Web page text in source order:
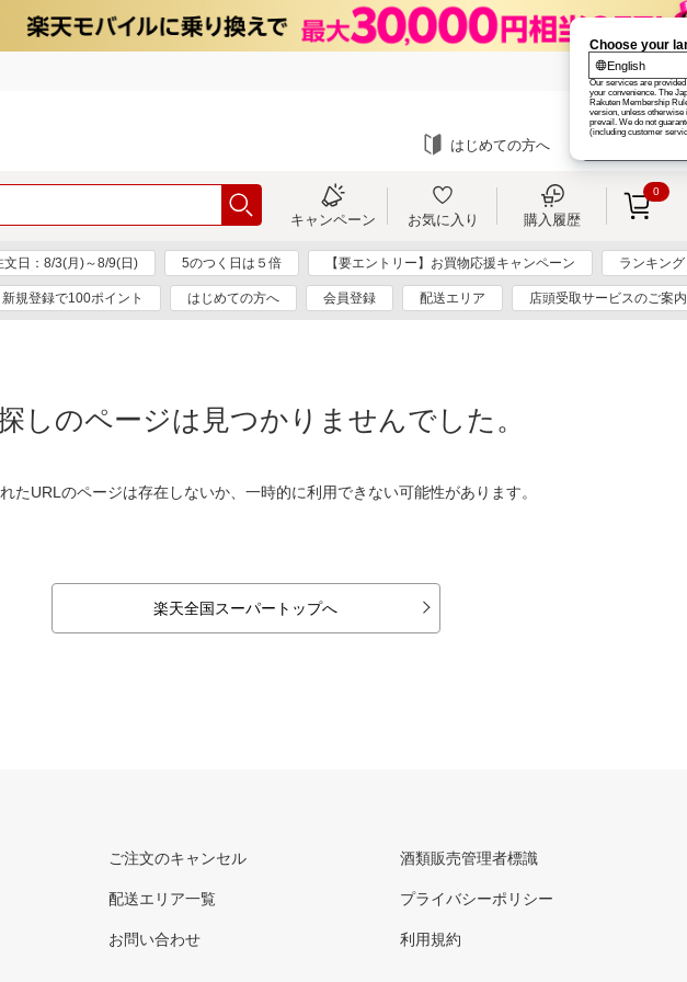
はじめての方へ
キャンペーン お気に入り 購入履歴
0
日：8/3(月)～8/9(日) 5のつく日は５倍 【要エントリー】お買物応援キャンペーン ランキング
新規登録で100ポイント はじめての方へ 会員登録 配送エリア 店頭受取サービスのご案内
しのページは見つかりませんでした。
たURLのページは存在しないか、一時的に利用できない可能性があります。
楽天全国スーパートップへ
ご注文のキャンセル
配送エリア一覧
お問い合わせ
酒類販売管理者標識
プライバシーポリシー
利用規約